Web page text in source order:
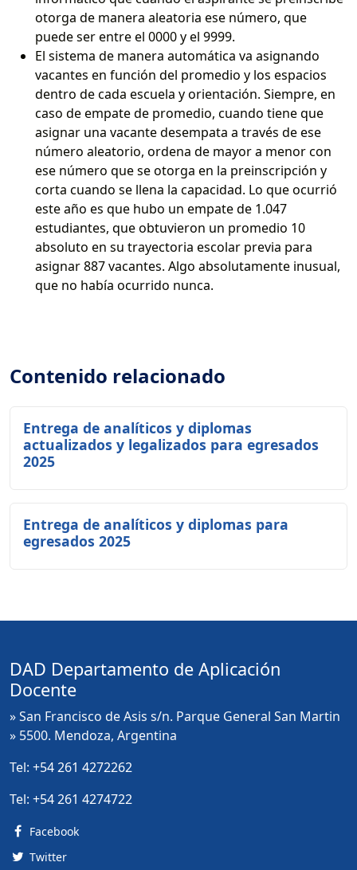
otorga de manera aleatoria ese número, que
puede ser entre el 0000 y el 9999.
El sistema de manera automática va asignando
vacantes en función del promedio y los espacios
dentro de cada escuela y orientación. Siempre, en
caso de empate de promedio, cuando tiene que
asignar una vacante desempata a través de ese
número aleatorio, ordena de mayor a menor con
ese número que se otorga en la preinscripción y
corta cuando se llena la capacidad. Lo que ocurrió
este año es que hubo un empate de 1.047
estudiantes, que obtuvieron un promedio 10
absoluto en su trayectoria escolar previa para
asignar 887 vacantes. Algo absolutamente inusual,
que no había ocurrido nunca.
Contenido relacionado
Entrega de analíticos y diplomas
actualizados y legalizados para egresados
2025
Entrega de analíticos y diplomas para
egresados 2025
DAD Departamento de Aplicación
Docente
» San Francisco de Asis s/n. Parque General San Martin
» 5500. Mendoza, Argentina
Tel: +54 261 4272262
Tel: +54 261 4274722
Facebook
Twitter